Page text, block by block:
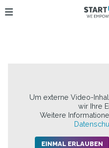
Um externe Video-
wir Ihre
Weitere
EINMAL ERLAUBEN